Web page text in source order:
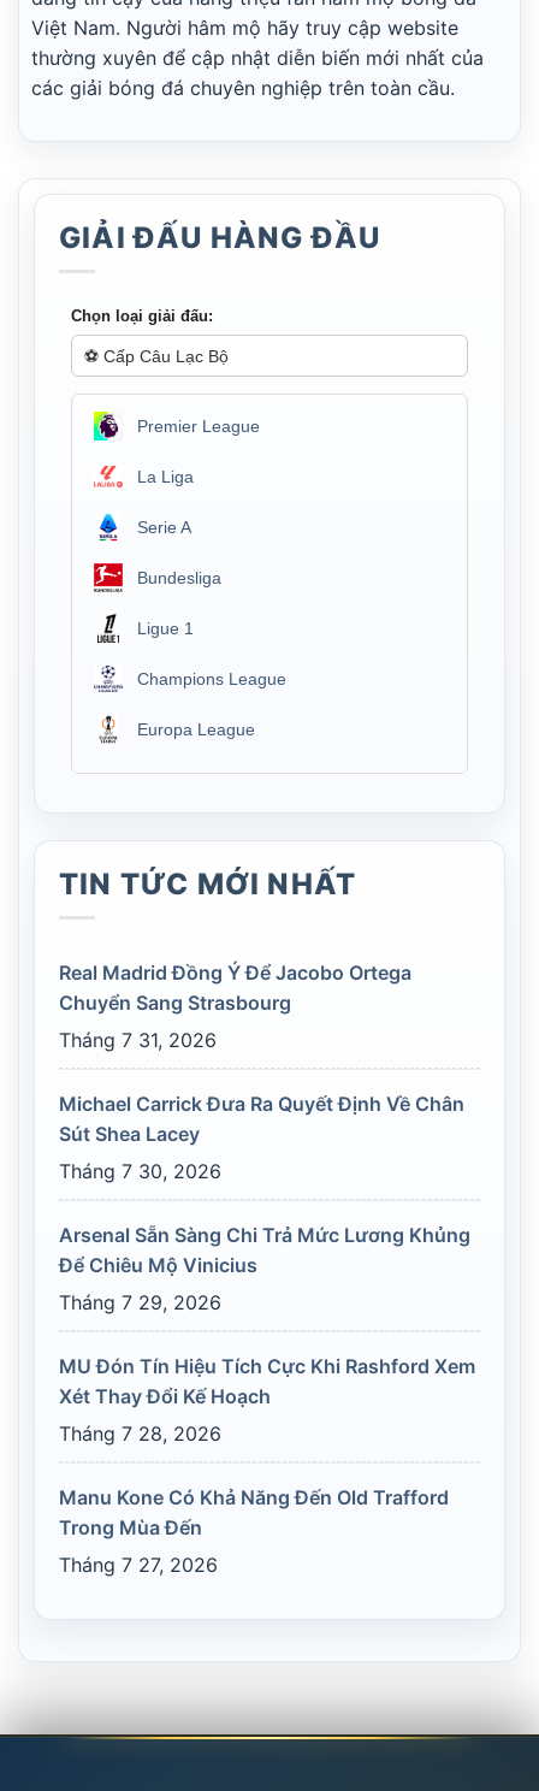
Việt Nam. Người hâm mộ hãy truy cập website
thường xuyên để cập nhật diễn biến mới nhất của
các giải bóng đá chuyên nghiệp trên toàn cầu.
GIẢI ĐẤU HÀNG ĐẦU
Chọn loại giải đấu:
Premier League
La Liga
Serie A
Bundesliga
Ligue 1
Champions League
Europa League
TIN TỨC MỚI NHẤT
Real Madrid Đồng Ý Để Jacobo Ortega
Chuyển Sang Strasbourg
Tháng 7 31, 2026
Michael Carrick Đưa Ra Quyết Định Về Chân
Sút Shea Lacey
Tháng 7 30, 2026
Arsenal Sẵn Sàng Chi Trả Mức Lương Khủng
Để Chiêu Mộ Vinicius
Tháng 7 29, 2026
MU Đón Tín Hiệu Tích Cực Khi Rashford Xem
Xét Thay Đổi Kế Hoạch
Tháng 7 28, 2026
Manu Kone Có Khả Năng Đến Old Trafford
Trong Mùa Đến
Tháng 7 27, 2026